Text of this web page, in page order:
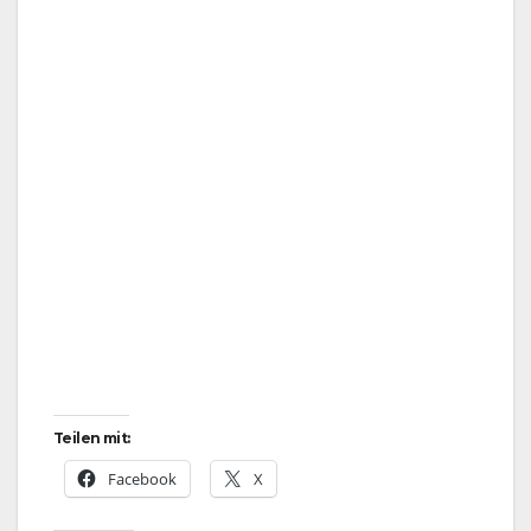
Teilen mit:
Facebook X